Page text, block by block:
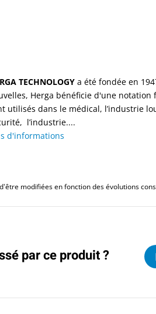
TECHNOLOGY a été fondée en
Herga bénéficie d'une
utilisés dans le médical, l’industrie
l’industrie....
d'informations
modifiées en fonction des évolutions
par ce produit ?